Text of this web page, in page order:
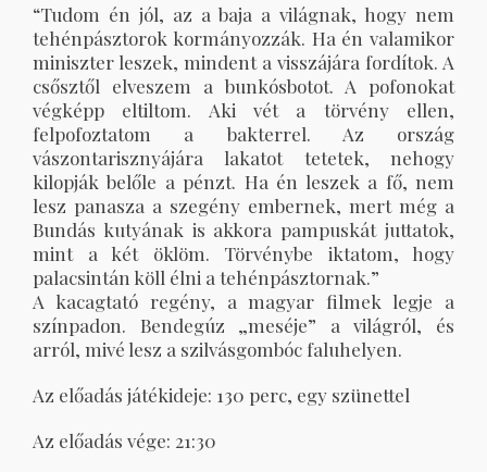
“Tudom én jól, az a baja a világnak, hogy nem
tehénpásztorok kormányozzák. Ha én valamikor
miniszter leszek, mindent a visszájára fordítok. A
csősztől elveszem a bunkósbotot. A pofonokat
végképp eltiltom. Aki vét a törvény ellen,
felpofoztatom a bakterrel. Az ország
vászontarisznyájára lakatot tetetek, nehogy
kilopják belőle a pénzt. Ha én leszek a fő, nem
lesz panasza a szegény embernek, mert még a
Bundás kutyának is akkora pampuskát juttatok,
mint a két öklöm. Törvénybe iktatom, hogy
palacsintán köll élni a tehénpásztornak.”
A kacagtató regény, a magyar filmek legje a
színpadon. Bendegúz „meséje” a világról, és
arról, mivé lesz a szilvásgombóc faluhelyen.
Az előadás játékideje: 130 perc, egy szünettel
Az előadás vége: 21:30